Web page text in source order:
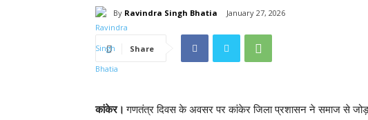
By Ravindra Singh Bhatia January 27, 2026
Share
कांकेर।गणतंत्र दिवस के अवसर पर कांकेर जिला प्रशासन ने समाज से